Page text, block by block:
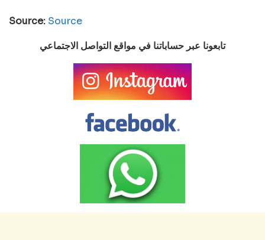
Source: Source
تابعونا عبر حساباتنا في مواقع التواصل الاجتماعي